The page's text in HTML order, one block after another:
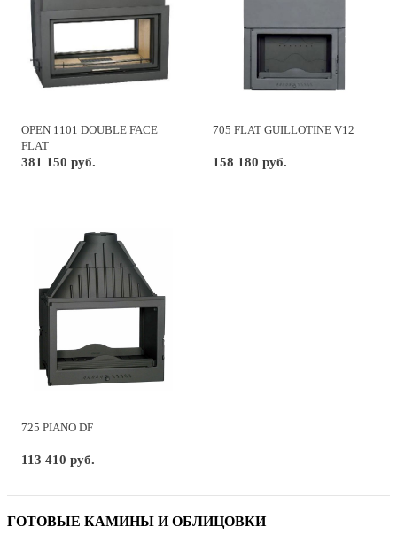
OPEN 1101 DOUBLE FACE
FLAT
381 150 руб.
705 FLAT GUILLOTINE V12
158 180 руб.
725 PIANO DF
113 410 руб.
ГОТОВЫЕ КАМИНЫ И ОБЛИЦОВКИ